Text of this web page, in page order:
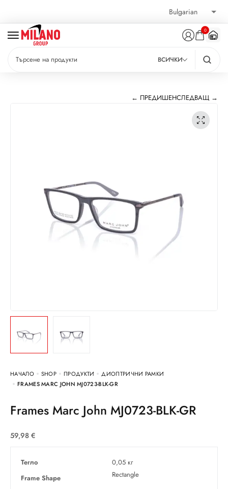
0
ВСИЧКИ
← ПРЕДИШЕНСЛЕДВАЩ →
НАЧАЛО SHOP ПРОДУКТИ
ДИОПТРИЧНИ РАМКИ
FRAMES MARC JOHN MJ0723-BLK-GR
Frames Marc John MJ0723-BLK-GR
59,98 €
Тегло
0,05 кг
Frame Shape
Rectangle